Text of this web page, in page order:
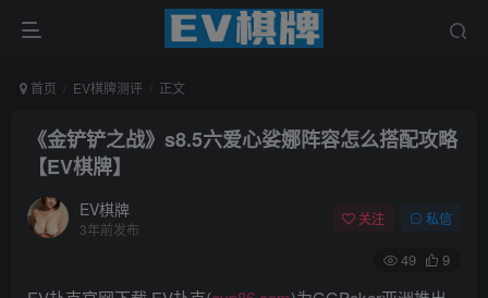
首页 EV棋牌测评 正文
《金铲铲之战》s8.5六爱心娑娜阵容怎么搭配攻略
【EV棋牌】
EV棋牌
3年前发布
关注 私信
49 9